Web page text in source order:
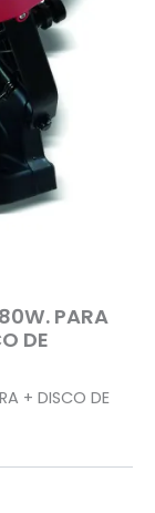
PARA
DE
+ DISCO DE